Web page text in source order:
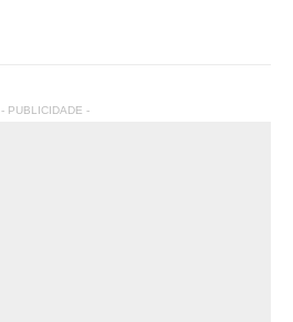
- PUBLICIDADE -